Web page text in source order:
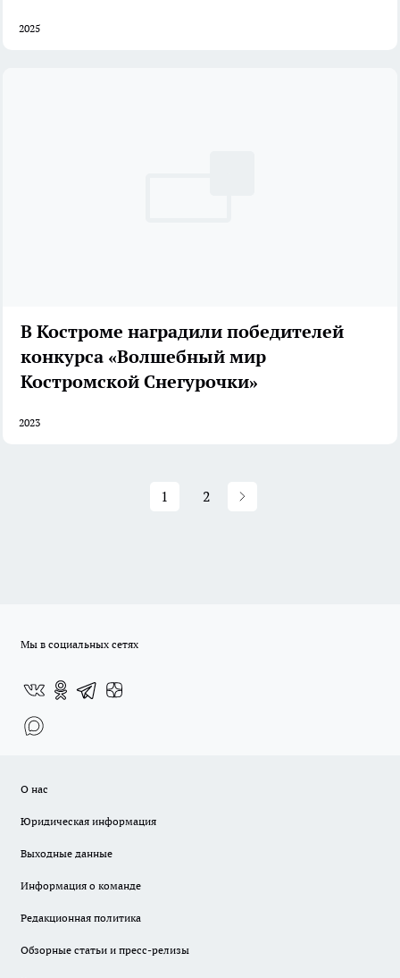
2025
В Костроме наградили победителей
конкурса «Волшебный мир
Костромской Снегурочки»
2023
1 2
Мы в социальных сетях
О нас
Юридическая информация
Выходные данные
Информация о команде
Редакционная политика
Обзорные статьи и пресс-релизы